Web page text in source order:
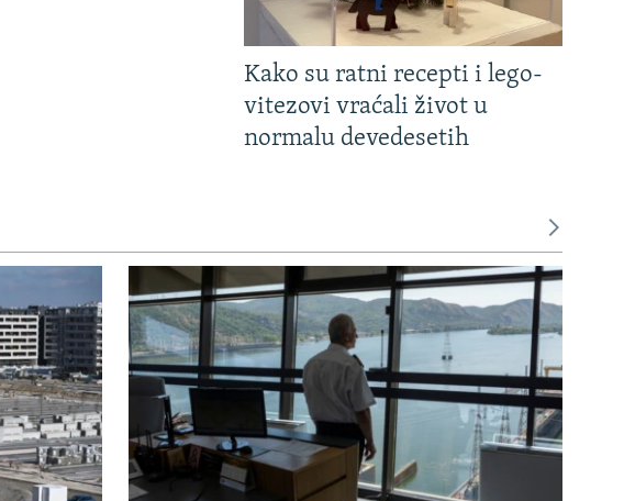
Kako su ratni recepti i lego-
vitezovi vraćali život u
normalu devedesetih